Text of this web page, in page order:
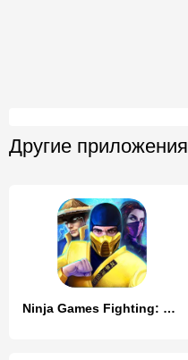
Другие приложения
Ninja Games Fighting: Kung Fu